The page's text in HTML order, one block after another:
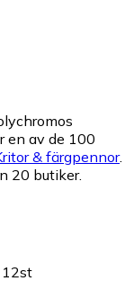
en av de 100
& färgpennor.
20 butiker.
12st